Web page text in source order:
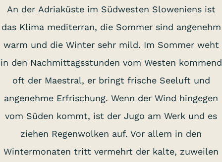
An der Adriaküste im Südwesten Sloweniens ist
das Klima mediterran, die Sommer sind angenehm
warm und die Winter sehr mild. Im Sommer weht
in den Nachmittagsstunden vom Westen kommend
oft der Maestral, er bringt frische Seeluft und
angenehme Erfrischung. Wenn der Wind hingegen
vom Süden kommt, ist der Jugo am Werk und es
ziehen Regenwolken auf. Vor allem in den
Wintermonaten tritt vermehrt der kalte, zuweilen